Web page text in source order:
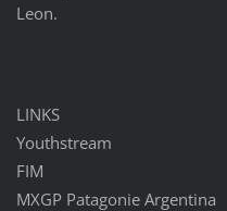
Leon.
LINKS
Youthstream
FIM
MXGP Patagonie Argentina